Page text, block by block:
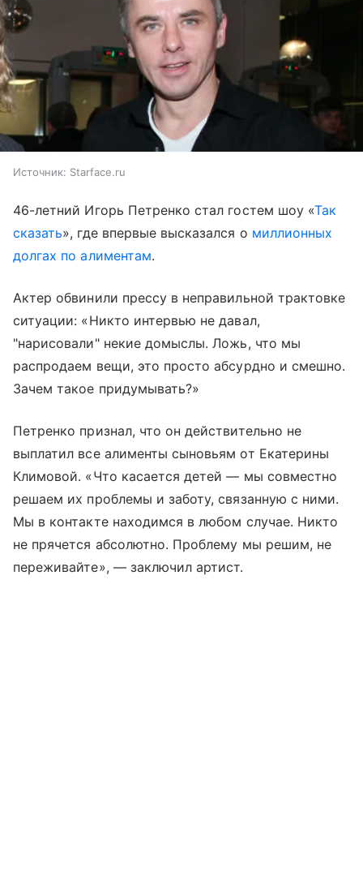
Источник: Starface.ru
46-летний Игорь Петренко стал гостем шоу «Так
сказать», где впервые высказался о миллионных
долгах по алиментам.
Актер обвинили прессу в неправильной трактовке
ситуации: «Никто интервью не давал,
"нарисовали" некие домыслы. Ложь, что мы
распродаем вещи, это просто абсурдно и смешно.
Зачем такое придумывать?»
Петренко признал, что он действительно не
выплатил все алименты сыновьям от Екатерины
Климовой. «Что касается детей — мы совместно
решаем их проблемы и заботу, связанную с ними.
Мы в контакте находимся в любом случае. Никто
не прячется абсолютно. Проблему мы решим, не
переживайте», — заключил артист.